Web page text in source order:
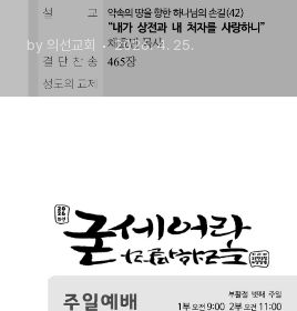
by 의선교회 2026. 4. 25.